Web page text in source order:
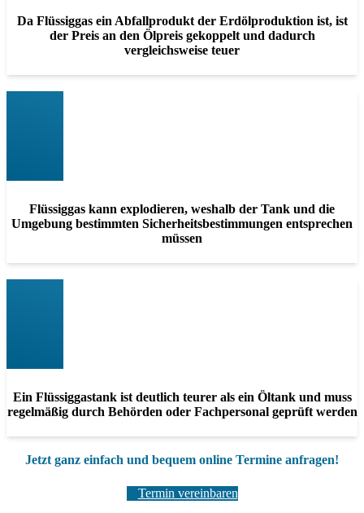
Da Flüssiggas ein Abfallprodukt der Erdölproduktion ist, ist
der Preis an den Ölpreis gekoppelt und dadurch
vergleichsweise teuer
Flüssiggas kann explodieren, weshalb der Tank und die
Umgebung bestimmten Sicherheitsbestimmungen entsprechen
müssen
Ein Flüssiggastank ist deutlich teurer als ein Öltank und muss
regelmäßig durch Behörden oder Fachpersonal geprüft werden
Jetzt ganz einfach und bequem online Termine anfragen!
Termin vereinbaren